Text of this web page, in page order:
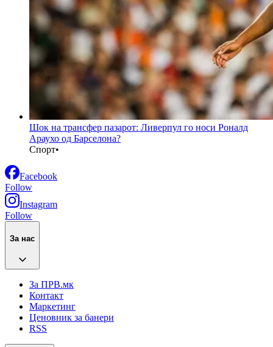
Шок на трансфер пазарот: Ливерпул го носи Роналд
Араухо од Барселона?
Спорт•
Facebook
Follow
Instagram
Follow
За нас
За ПРВ.мк
Контакт
Маркетинг
Ценовник за банери
RSS